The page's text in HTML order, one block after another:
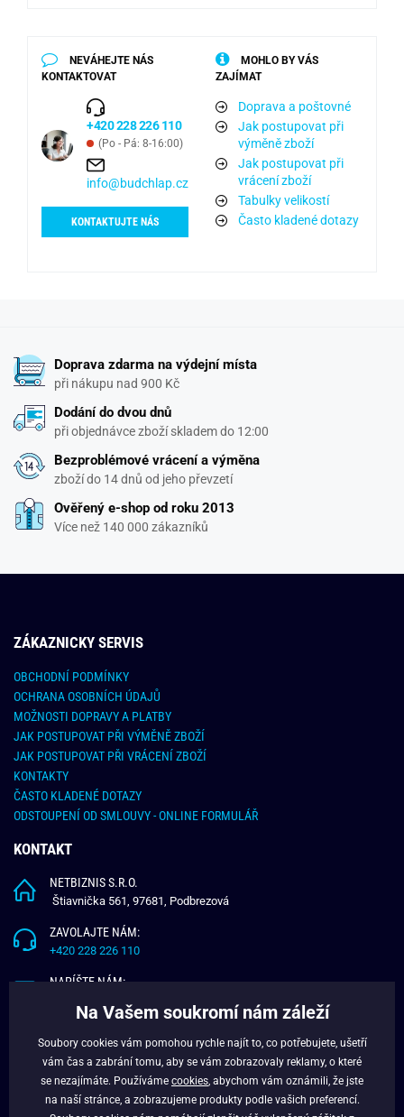
NEVÁHEJTE NÁS
KONTAKTOVAT
+420 228 226 110
(Po - Pá: 8-16:00)
info@budchlap.cz
KONTAKTUJTE NÁS
MOHLO BY VÁS
ZAJÍMAT
Doprava a poštovné
Jak postupovat při
výměně zboží
Jak postupovat při
vrácení zboží
Tabulky velikostí
Často kladené dotazy
Doprava zdarma na výdejní místa
při nákupu nad 900 Kč
Dodání do dvou dnů
při objednávce zboží skladem do 12:00
Bezproblémové vrácení a výměna
zboží do 14 dnů od jeho převzetí
Ověřený e-shop od roku 2013
Více než 140 000 zákazníků
ZÁKAZNICKY SERVIS
OBCHODNÍ PODMÍNKY
OCHRANA OSOBNÍCH ÚDAJŮ
MOŽNOSTI DOPRAVY A PLATBY
JAK POSTUPOVAT PŘI VÝMĚNĚ ZBOŽÍ
JAK POSTUPOVAT PŘI VRÁCENÍ ZBOŽÍ
KONTAKTY
ČASTO KLADENÉ DOTAZY
ODSTOUPENÍ OD SMLOUVY - ONLINE FORMULÁŘ
KONTAKT
NETBIZNIS S.R.O.
Štiavnička 561, 97681, Podbrezová
ZAVOLAJTE NÁM:
+420 228 226 110
NAPÍŠTE NÁM:
O NÁS
VĚRNOSTNÍ PROGRAM
Na Vašem soukromí nám záleží
Soubory cookies vám pomohou rychle najít to, co potřebujete, ušetří
vám čas a zabrání tomu, aby se vám zobrazovaly reklamy, o které
se nezajímáte. Používáme cookies , abychom vám oznámili, že jste
na naší stránce, a zobrazujeme produkty podle vašich preferencí.